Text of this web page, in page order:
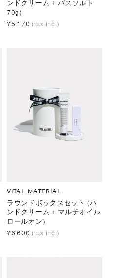
ンドクリーム + バスソルト
70g)
¥5,170 (tax inc.)
VITAL MATERIAL
ラウンドボックスセット (ハ
ンドクリーム + マルチオイル
ロールオン)
¥6,600 (tax inc.)